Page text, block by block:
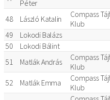
Péter
48 László Katalin
Compass
Klub
49
Lokodi Balázs
50
Lokodi Bálint
51
Matlák András
Compass
Klub
52 Matlák Emma
Compass
Klub